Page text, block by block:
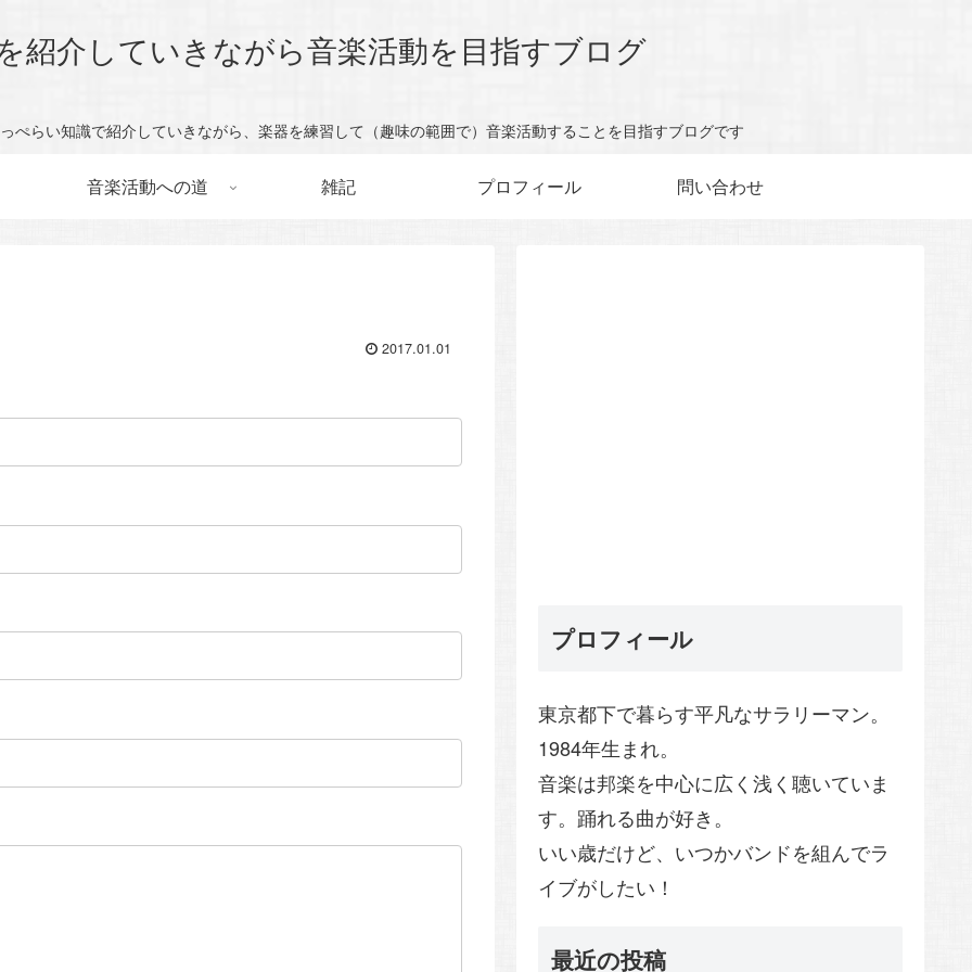
紹介していきながら音楽活動を目指すブログ
ぺらい知識で紹介していきながら、楽器を練習して（趣味の範囲で）音楽活動することを目指すブログです
音楽活動への道 雑記 プロフィール 問い合わせ
2017.01.01
プロフィール
東京都下で暮らす平凡なサラリーマン。
1984年生まれ。
音楽は邦楽を中心に広く浅く聴いていま
す。踊れる曲が好き。
いい歳だけど、いつかバンドを組んでラ
イブがしたい！
最近の投稿